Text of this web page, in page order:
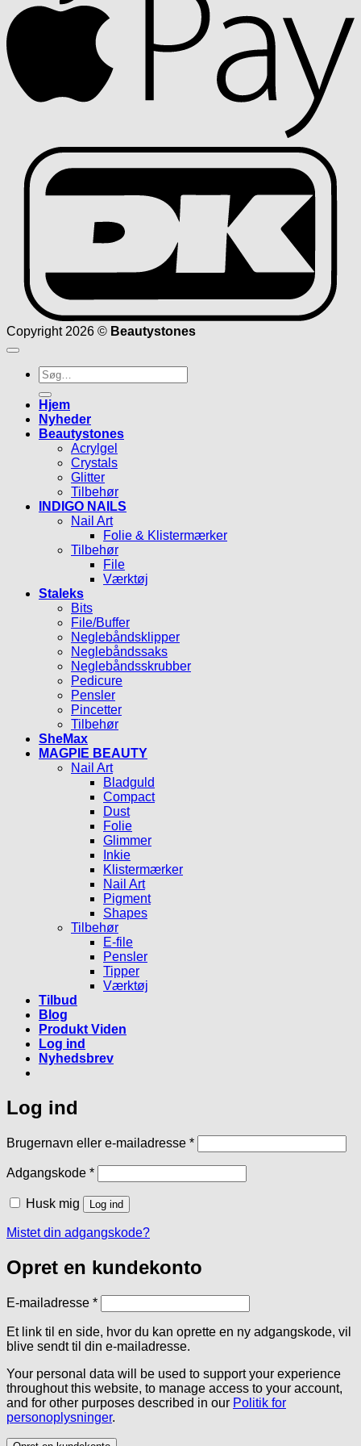
Copyright 2026 © Beautystones
Søg
efter:
Hjem
Nyheder
Beautystones
Acrylgel
Crystals
Glitter
Tilbehør
INDIGO NAILS
Nail Art
Folie & Klistermærker
Tilbehør
File
Værktøj
Staleks
Bits
File/Buffer
Neglebåndsklipper
Neglebåndssaks
Neglebåndsskrubber
Pedicure
Pensler
Pincetter
Tilbehør
SheMax
MAGPIE BEAUTY
Nail Art
Bladguld
Compact
Dust
Folie
Glimmer
Inkie
Klistermærker
Nail Art
Pigment
Shapes
Tilbehør
E-file
Pensler
Tipper
Værktøj
Tilbud
Blog
Produkt Viden
Log ind
Nyhedsbrev
Log ind
Brugernavn eller e-mailadresse *Påkrævet
Adgangskode *Påkrævet
Husk mig Log ind
Mistet din adgangskode?
Opret en kundekonto
E-mailadresse *Påkrævet
Et link til en side, hvor du kan oprette en ny adgangskode, vil
blive sendt til din e-mailadresse.
Your personal data will be used to support your experience
throughout this website, to manage access to your account,
and for other purposes described in our Politik for
personoplysninger.